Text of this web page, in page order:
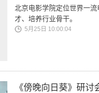
北京电影学院定位世界一
才、培养行业骨干。
5月25日 10:00:04
《傍晚向日葵》研